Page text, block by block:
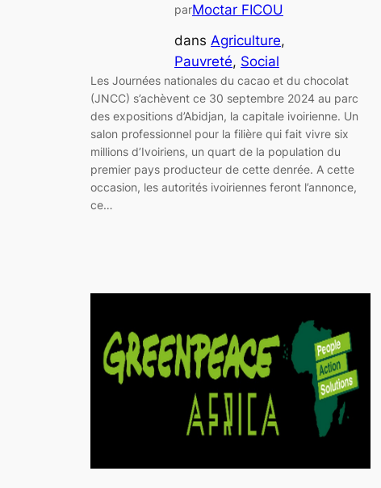
parMoctar FICOU
dans Agriculture
Pauvreté, Social
Les Journées nationales du cacao et du chocolat
(JNCC) s’achèvent ce 30 septembre 2024 au parc
des expositions d’Abidjan, la capitale ivoirienne. Un
salon professionnel pour la filière qui fait vivre six
millions d’Ivoiriens, un quart de la population du
premier pays producteur de cette denrée. A cette
occasion, les autorités ivoiriennes feront l’annonce,
ce…